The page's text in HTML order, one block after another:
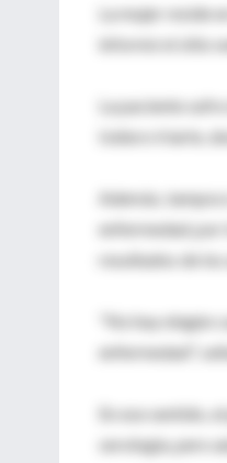
La mujer reside
informó el sitio
La paciente
Isidoro Iriarte,
Además,
enfermedad,
resultados de los
"No hay ningún
enfermedad",
En ese sentido,
serología, pero